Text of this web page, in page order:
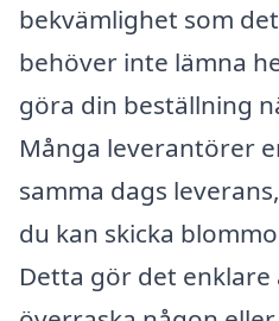
bekvämlighet som
behöver inte lämna
göra din beställning
Många leverantörer
samma dags
du kan skicka
Detta gör det